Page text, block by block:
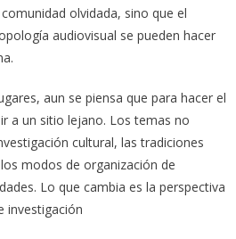
olvidada, sino que el
audiovisual se pueden hacer
aun se piensa que para hacer el
a un sitio lejano. Los temas no
cultural, las tradiciones
modos de organización de
Lo que cambia es la perspectiva
investigación